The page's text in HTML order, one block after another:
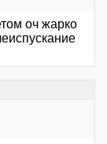
оч жарко